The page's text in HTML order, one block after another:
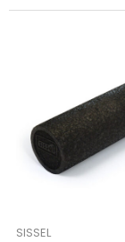
SISSEL